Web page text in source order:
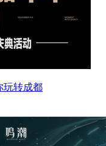
玩转成都